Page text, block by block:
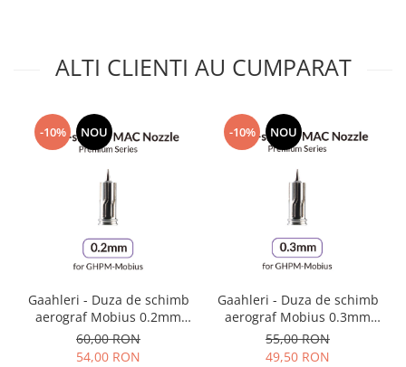
ALTI CLIENTI AU CUMPARAT
-10% NOU
Gaahleri - Duza de schimb
aerograf Mobius 0.2mm
Nozzle
60,00 RON
54,00 RON
-10% NOU
Gaahleri - Duza de schimb
aerograf Mobius 0.3mm
Nozzle
55,00 RON
49,50 RON